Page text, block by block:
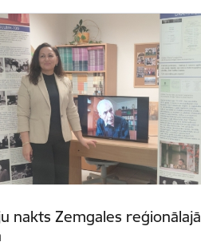
nakts Zemgales reģionālajā